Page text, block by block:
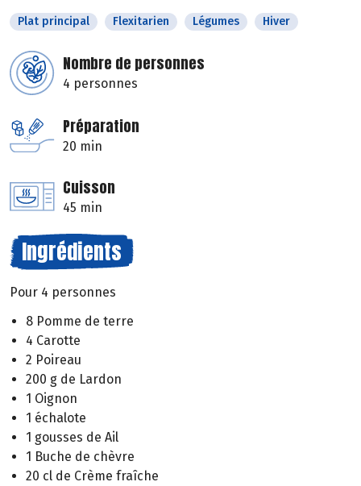
Plat principal Flexitarien Légumes Hiver
Nombre de personnes
4 personnes
Préparation
20 min
Cuisson
45 min
Ingrédients
Pour 4 personnes
8 Pomme de terre
4 Carotte
2 Poireau
200 g de Lardon
1 Oignon
1 échalote
1 gousses de Ail
1 Buche de chèvre
20 cl de Crème fraîche